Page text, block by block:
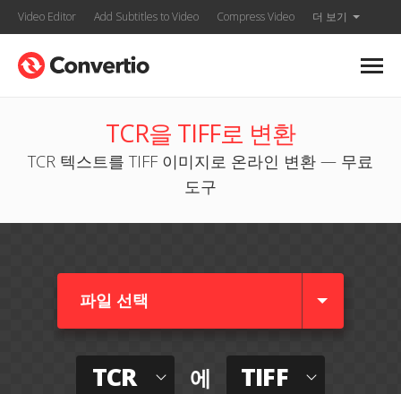
Video Editor Add Subtitles to Video Compress Video 더 보기
TCR을 TIFF로 변환
TCR 텍스트를 TIFF 이미지로 온라인 변환 — 무료
도구
파일 선택
TCR 에 TIFF